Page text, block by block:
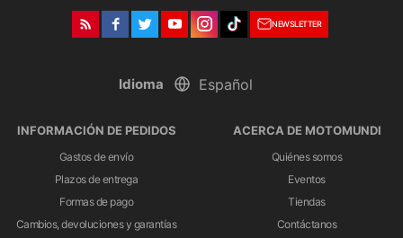
NEWSLETTER
Idioma
INFORMACIÓN DE PEDIDOS
Gastos de envío
Plazos de entrega
Formas de pago
Cambios, devoluciones y garantías
ACERCA DE MOTOMUNDI
Quiénes somos
Eventos
Tiendas
Contáctanos